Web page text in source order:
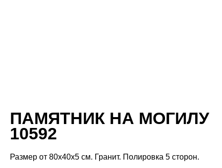
ПАМЯТНИК НА МОГИЛУ
10592
Размер от 80х40х5 см. Гранит. Полировка 5 сторон.